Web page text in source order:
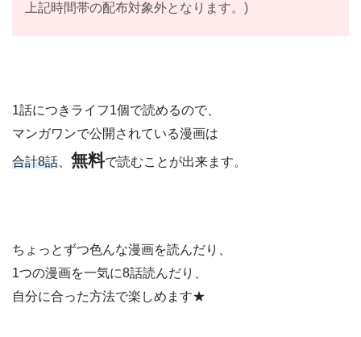
上記時間帯の配布対象外となります。)
1話につきライフ1個で読めるので、
マンガワンで公開されている漫画は
合計8話 無料で読むことが出来ます。
ちょっとずつ色んな漫画を読んだり、
1つの漫画を一気に8話読んだり、
自分に合った方法で楽しめます★